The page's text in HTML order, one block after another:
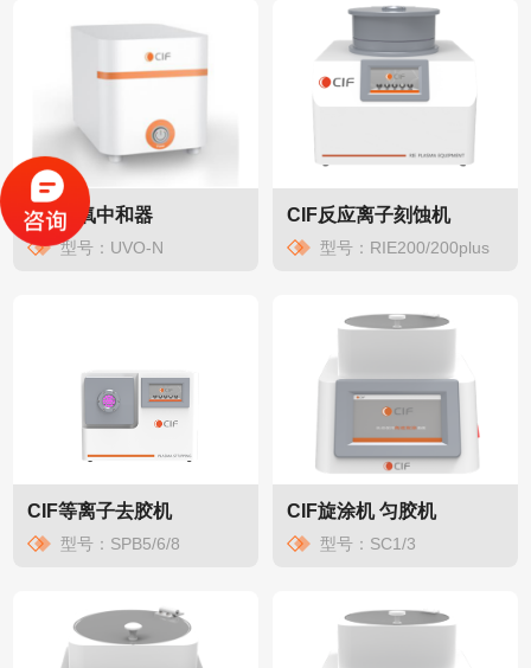
CIF臭氧中和器
型号：UVO-N
CIF反应离子刻蚀机
型号：RIE200/200plus
CIF等离子去胶机
型号：SPB5/6/8
CIF旋涂机 匀胶机
型号：SC1/3